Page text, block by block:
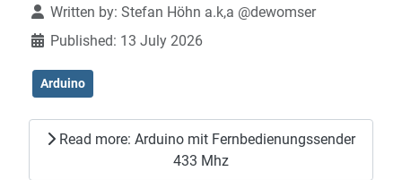
Written by: Stefan Höhn a.k,a @dewomser
Published: 13 July 2026
Arduino
Read more: Arduino mit Fernbedienungssender
433 Mhz